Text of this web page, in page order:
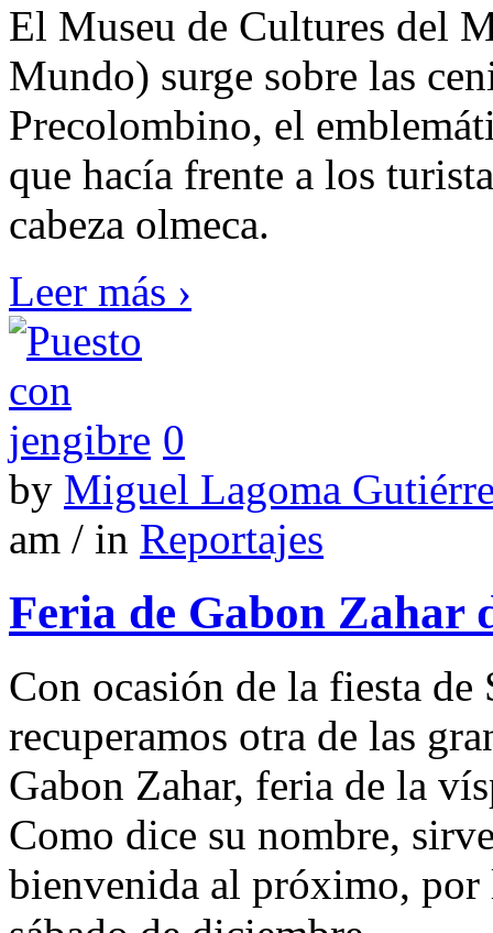
El Museu de Cultures del
Mundo) surge sobre las
Precolombino, el
que hacía frente a los
cabeza olmeca.
Leer más ›
0
by Miguel Lagoma
am / in Reportajes
Feria de Gabon Zahar
Con ocasión de la fiesta de
recuperamos otra de las
Gabon Zahar, feria de la
Como dice su nombre,
bienvenida al próximo,